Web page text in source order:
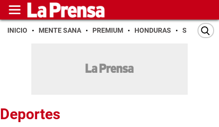
INICIO MENTE SANA PREMIUM HONDURAS SAN PEDRO
Deportes